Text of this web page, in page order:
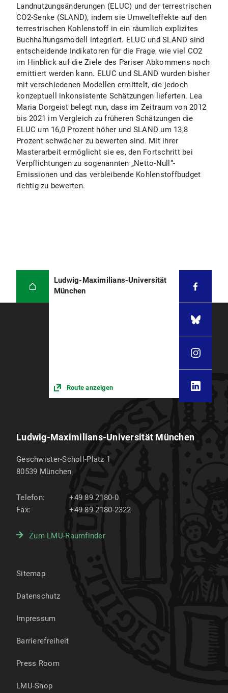
Landnutzungsänderungen (ELUC) und der terrestrischen
CO2-Senke (SLAND), indem sie Umwelteffekte auf den
terrestrischen Kohlenstoff in ein räumlich explizites
Buchhaltungsmodell integriert. ELUC und SLAND sind
entscheidende Indikatoren für die Frage, wie viel CO2
im Hinblick auf die Ziele des Pariser Abkommens noch
emittiert werden kann. ELUC und SLAND wurden bisher
mit verschiedenen Modellen ermittelt, die jedoch
konzeptuell inkonsistente Schätzungen lieferten. Lea
Maria Dorgeist belegt nun, dass im Zeitraum von 2012
bis 2021 im Vergleich zu früheren Schätzungen die
ELUC um 16,0 Prozent höher und SLAND um 13,8
Prozent schwächer zu bewerten sind. Mit ihrer
Masterarbeit ermöglicht sie es, den Fortschritt bei
Verpflichtungen zu sogenannten „Netto-Null“-
Emissionen und das verbleibende Kohlenstoffbudget
richtig zu bewerten.
Ludwig-Maximilians-Universität
München
Route anzeigen
Ludwig-Maximilians-Universität München
Geschwister-Scholl-Platz 1
80539 München
Telefon:
+49 89 2180-0
Fax:
+49 89 2180-2322
Zum LMU-Raumfinder
Sitemap
Datenschutz
Impressum
Barrierefreiheit
Press Room
LMU-Shop